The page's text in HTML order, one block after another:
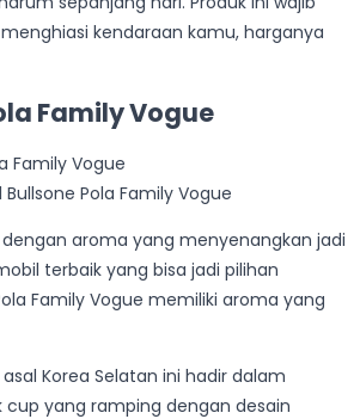
kendaraan kamu, harganya
Family Vogue
Pola Family Vogue
aroma yang menyenangkan jadi
terbaik yang bisa jadi pilihan
Family Vogue memiliki aroma yang
Korea Selatan ini hadir dalam
yang ramping dengan desain